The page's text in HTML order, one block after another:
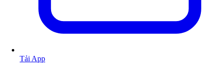
Tải App